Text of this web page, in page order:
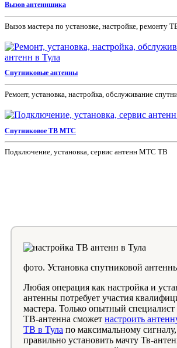
Вызов антеннщика
Вызов мастера по установке, настройке, ремонту
Спутниковые антенны
Ремонт, установка, настройка, обслуживание
Спутниковое ТВ МТС
Подключение, установка, сервис антенн МТС ТВ
фото. Установка спутниковой
Любая операция как настройка и
антенны потребует участия
мастера. Только опытный специалист
ТВ-антенна сможет настроить
ТВ в Тула по максимальному
правильно установить мачту Тв-